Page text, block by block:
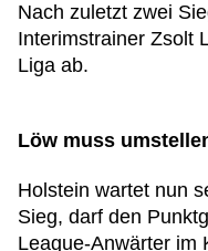
Nach zuletzt zwei
Interimstrainer Zsolt
Liga ab.
Löw muss
Holstein wartet nun
Sieg, darf den
League-Anwärter im